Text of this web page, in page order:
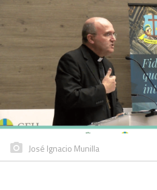
José Ignacio Munilla